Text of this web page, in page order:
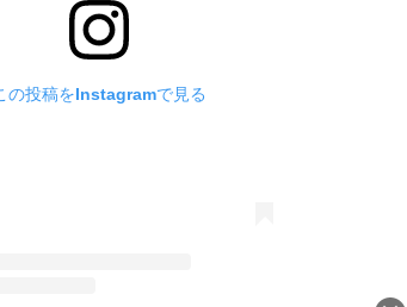
の投稿をInstagramで見る